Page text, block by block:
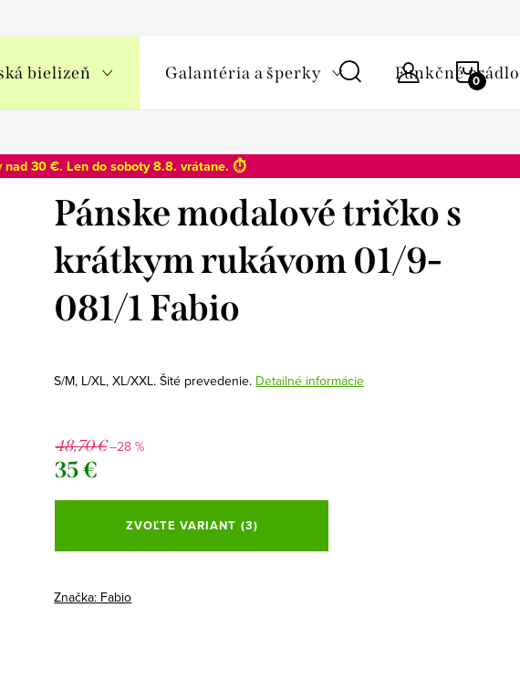
bielizeň Galantéria a šperky Funkčné prádlo
nad 30 €. Len dosoboty 8.8. vrátane. ⏱️
Pánske modalové tričko s
krátkym rukávom 01/9-
081/1 Fabio
S/M, L/XL, XL/XXL. Šité prevedenie. Detailné informácie
48,70 €–28 %
35 €
Jednotková
ZVOĽTE VARIANT (3)
Značka: Fabio